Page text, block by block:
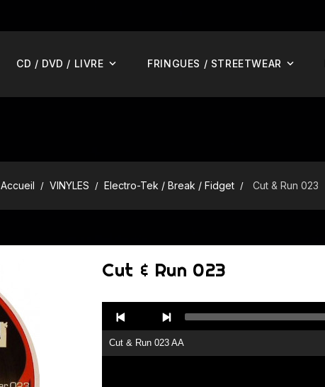
CD / DVD / LIVRE FRINGUES / STREETWEAR
Accueil VINYLES Electro-Tek / Break / Fidget Cut & Run 023
Cut & Run 023
Player
Cut & Run 023 AA